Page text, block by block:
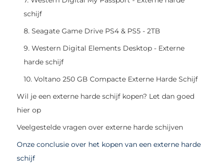
schijf
8. Seagate Game Drive PS4 & PS5 - 2TB
9. Western Digital Elements Desktop - Externe
harde schijf
10. Voltano 250 GB Compacte Externe Harde Schijf
Wil je een externe harde schijf kopen? Let dan goed
hier op
Veelgestelde vragen over externe harde schijven
Onze conclusie over het kopen van een externe harde
schijf